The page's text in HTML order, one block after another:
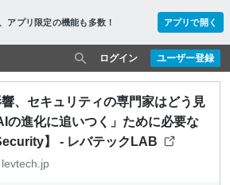
アプリ限定の機能も多数！ アプリで開く
ユーザー登録
ログイン
、セキュリティの専門家はどう見
の進化に追いつく」ために必要な
】 - レバテックLAB
levtech.jp